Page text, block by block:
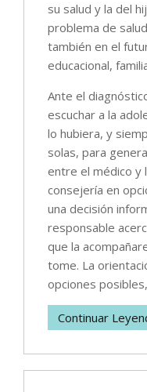
su salud y la del
problema de
también en el
educacional,
Ante el
escuchar a la
lo hubiera, y
solas, para
entre el médico y
consejería en
una decisión
responsable
que la
tome. La
opciones
Continuar